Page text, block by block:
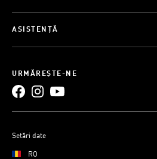
ASISTENȚĂ
URMĂREȘTE-NE
Setări date
RO